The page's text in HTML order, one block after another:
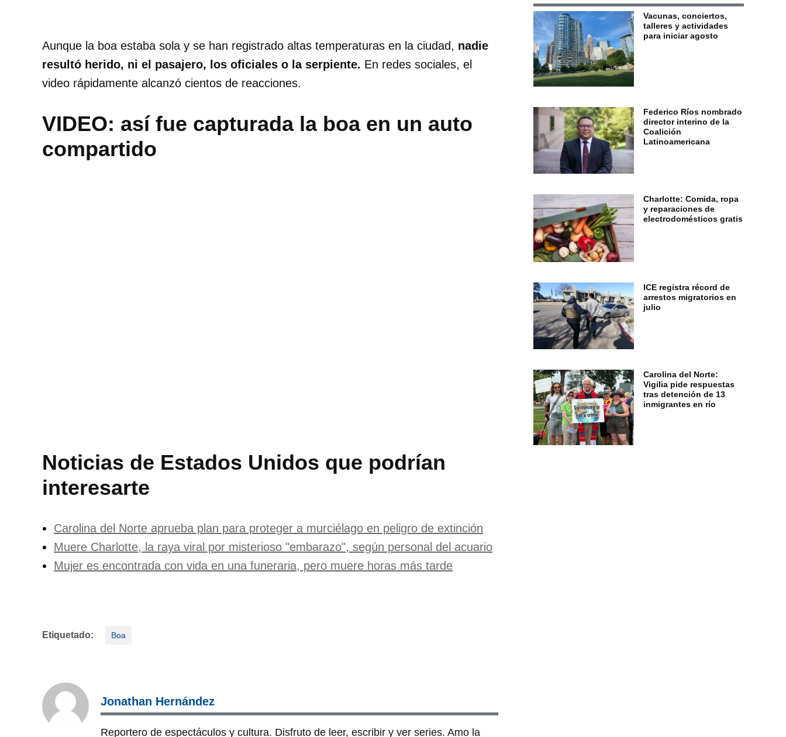
Aunque la boa estaba sola y se han registrado altas temperaturas en la ciudad, nadie
resultó herido, ni el pasajero, los oficiales o la serpiente. En redes sociales, el
video rápidamente alcanzó cientos de reacciones.
VIDEO: así fue capturada la boa en un auto
compartido
Noticias de Estados Unidos que podrían
interesarte
Carolina del Norte aprueba plan para proteger a murciélago en peligro de extinción
Muere Charlotte, la raya viral por misterioso "embarazo", según personal del acuario
Mujer es encontrada con vida en una funeraria, pero muere horas más tarde
Etiquetado: Boa
Jonathan Hernández
Reportero de espectáculos y cultura. Disfruto de leer, escribir y ver series. Amo la
Vacunas, conciertos,
talleres y actividades
para iniciar agosto
Federico Ríos nombrado
director interino de la
Coalición
Latinoamericana
Charlotte: Comida, ropa
y reparaciones de
electrodomésticos gratis
ICE registra récord de
arrestos migratorios en
julio
Carolina del Norte:
Vigilia pide respuestas
tras detención de 13
inmigrantes en río